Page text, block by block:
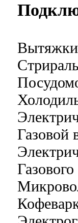
Вытяжки
Газовой